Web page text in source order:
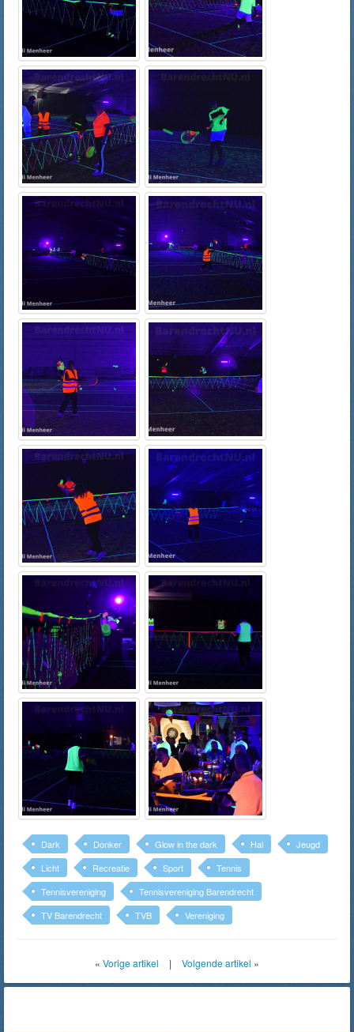
Dark Donker Glow in the dark Hal
Jeugd
Licht
Recreatie Sport
Tennis
Tennisvereniging
Tennisvereniging Barendrecht
TV Barendrecht
TVB Vereniging
« Vorige artikel | Volgende artikel »